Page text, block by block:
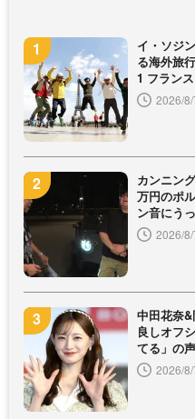
イ・ソジ
る海外旅
1 フラン
2026/
カンニン
万円のポ
ン音にう
2026/
中田花奈
良しオフ
てる」の声
2026/